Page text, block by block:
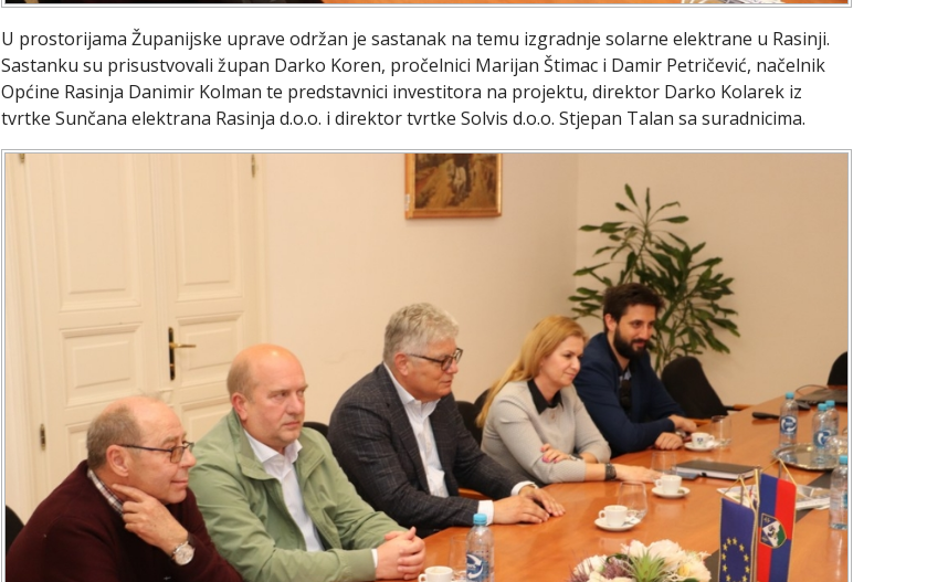
U prostorijama Županijske uprave održan je sastanak na temu izgradnje solarne elektrane u Rasinji.
Sastanku su prisustvovali župan Darko Koren, pročelnici Marijan Štimac i Damir Petričević, načelnik
Općine Rasinja Danimir Kolman te predstavnici investitora na projektu, direktor Darko Kolarek iz
tvrtke Sunčana elektrana Rasinja d.o.o. i direktor tvrtke Solvis d.o.o. Stjepan Talan sa suradnicima.